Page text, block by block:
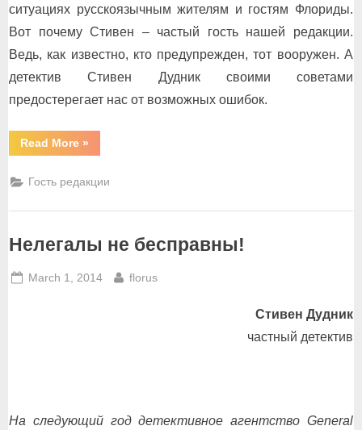
ситуациях русскоязычным жителям и гостям Флориды.
Вот почему Стивен – частый гость нашей редакции.
Ведь, как известно, кто предупрежден, тот вооружен. А
детектив Стивен Дудник своими советами
предостерегает нас от возможных ошибок.
Read More“Главное
–
»
Гость редакции
Нелегалы не бесправны!
Posted
March 1, 2014 By
florus
Стивен Дудник
частный детектив
На следующий год детективное агентство General